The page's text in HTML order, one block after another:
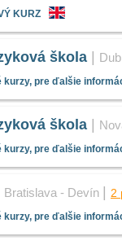
KURZ
škola
kurzy, pre ďalšie
škola
kurzy, pre ďalšie
Bratislava - Devín 2
kurzy, pre ďalšie